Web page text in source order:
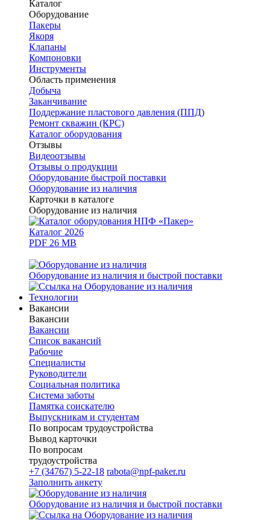
Каталог
Оборудование
Пакеры
Якоря
Клапаны
Компоновки
Инструменты
Область применения
Добыча
Заканчивание
Поддержание пластового давления (ППД)
Ремонт скважин (КРС)
Каталог оборудования
Отзывы
Видеоотзывы
Отзывы о продукции
Оборудование быстрой поставки
Оборудование из наличия
Карточки в каталоге
Оборудование из наличия
Каталог 2026
PDF 26 MB
Оборудование из наличия и быстрой поставки
Технологии
Вакансии
Вакансии
Вакансии
Список вакансий
Рабочие
Специалисты
Руководители
Cоциальная политика
Система заботы
Памятка соискателю
Выпускникам и студентам
По вопросам трудоустройства
Вывод карточки
По вопросам
трудоустройства
+7 (34767) 5-22-18 rabota@npf-paker.ru
Заполнить анкету
Оборудование из наличия и быстрой поставки